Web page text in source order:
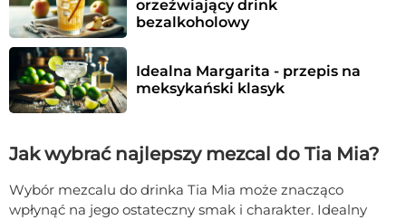
orzeźwiający drink
bezalkoholowy
Idealna Margarita - przepis na
meksykański klasyk
Jak wybrać najlepszy mezcal do Tia Mia?
Wybór mezcalu do drinka Tia Mia może znacząco
wpłynąć na jego ostateczny smak i charakter. Idealny